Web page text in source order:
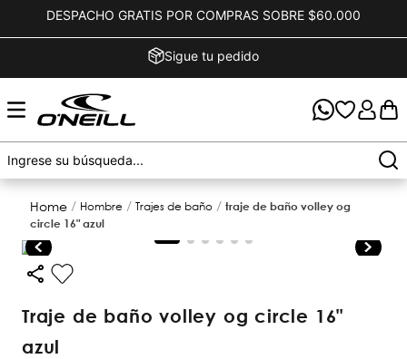
DESPACHO GRATIS POR COMPRAS SOBRE $60.000
Sigue tu pedido
hombre trajes de baño
traje de baño volley og
circle 16" azul
traje de baño volley og circle 16"
azul